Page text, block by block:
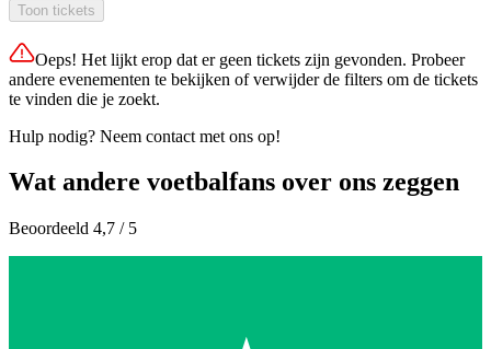
Toon tickets
Oeps! Het lijkt erop dat er geen tickets zijn gevonden. Probeer
andere evenementen te bekijken of verwijder de filters om de tickets
te vinden die je zoekt.
Hulp nodig? Neem contact met ons op!
Wat andere voetbalfans over ons zeggen
Beoordeeld 4,7 / 5